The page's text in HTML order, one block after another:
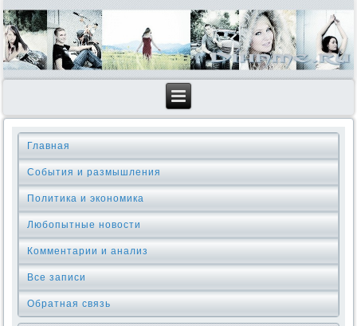
Главная
События и размышления
Политика и экономика
Любопытные новости
Комментарии и анализ
Все записи
Обратная связь